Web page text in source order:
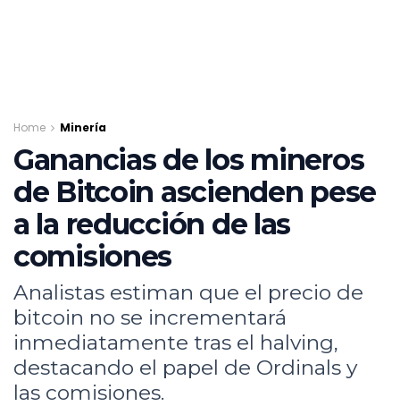
Home Minería
Ganancias de los mineros
de Bitcoin ascienden pese
a la reducción de las
comisiones
Analistas estiman que el precio de
bitcoin no se incrementará
inmediatamente tras el halving,
destacando el papel de Ordinals y
las comisiones.